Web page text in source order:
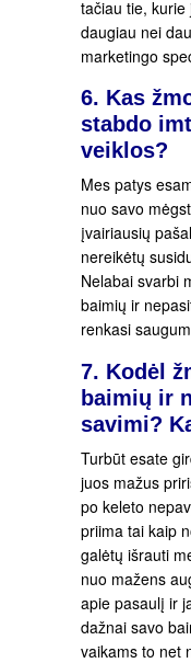
tačiau tie,
daugiau nei
marketingo
6. Kas
stabdo
veiklos?
Mes patys
nuo savo
įvairiausių
nereikėtų
Nelabai svarbi
baimių ir
renkasi
7. Kodėl
baimių ir
savimi?
Turbūt esate
juos mažus
po keleto
priima tai kaip
galėtų išrauti
nuo mažens
apie pasaulį ir
dažnai savo
vaikams to net